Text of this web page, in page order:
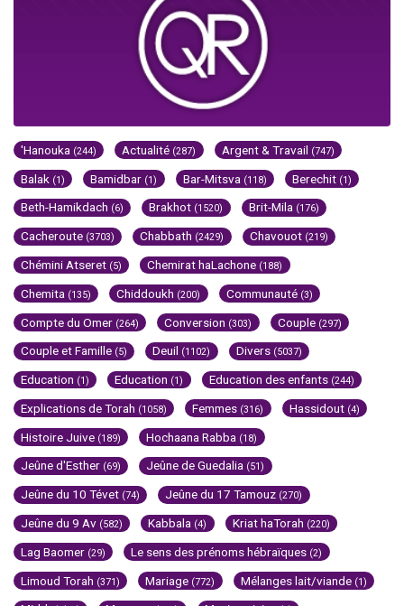
'Hanouka (244) Actualité (287) Argent & Travail (747)
Balak (1) Bamidbar (1) Bar-Mitsva (118) Berechit (1)
Beth-Hamikdach (6) Brakhot (1520) Brit-Mila (176)
Cacheroute (3703) Chabbath (2429) Chavouot (219)
Chémini Atseret (5) Chemirat haLachone (188)
Chemita (135) Chiddoukh (200) Communauté (3)
Compte du Omer (264) Conversion (303) Couple (297)
Couple et Famille (5) Deuil (1102) Divers (5037)
Education (1) Education (1) Education des enfants (244)
Explications de Torah (1058) Femmes (316) Hassidout (4)
Histoire Juive (189) Hochaana Rabba (18)
Jeûne d'Esther (69) Jeûne de Guedalia (51)
Jeûne du 10 Tévet (74) Jeûne du 17 Tamouz (270)
Jeûne du 9 Av (582) Kabbala (4) Kriat haTorah (220)
Lag Baomer (29) Le sens des prénoms hébraïques (2)
Limoud Torah (371) Mariage (772) Mélanges lait/viande (1)